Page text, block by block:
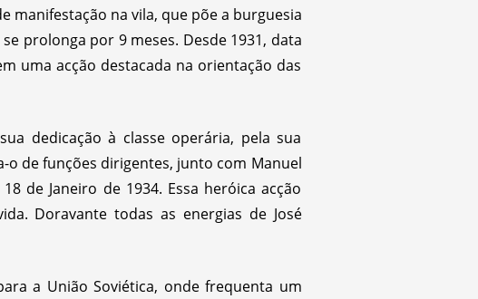
manifestação na vila, que põe a burguesia
prolonga por 9 meses. Desde 1931, data
uma acção destacada na orientação das
dedicação à classe operária, pela sua
o de funções dirigentes, junto com Manuel
de Janeiro de 1934. Essa heróica acção
Doravante todas as energias de José
a União Soviética, onde frequenta um